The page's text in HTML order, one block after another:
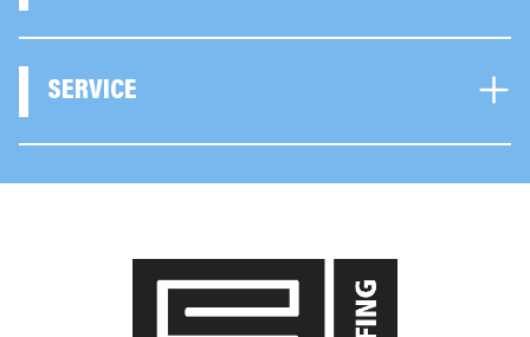
SERVICE